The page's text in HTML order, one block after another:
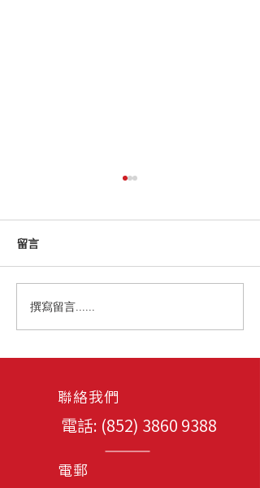
路易威登度假系列澳門時
裝秀2026
留言
撰寫留言......
聯絡我們
電話: (852) 3860 9388
電郵